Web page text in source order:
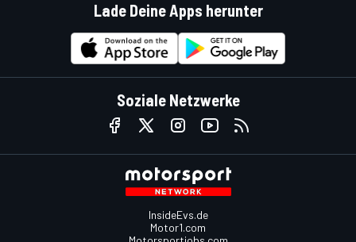
Lade Deine Apps herunter
Soziale Netzwerke
InsideEvs.de
Motor1.com